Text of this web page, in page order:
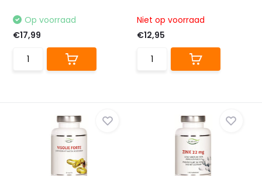
Op voorraad
€17,99
Niet op voorraad
€12,95